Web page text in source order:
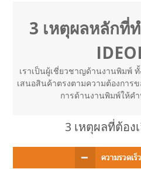
3 เหตุผลหลักที่
เราเป็นผู้เชี่ยวชาญด้านงานพิมพ์
เสนอสินค้าตรงตามความต้องการ
การด้านงานพิมพ์ให้ค
3 เหตุผลที่ต้อง